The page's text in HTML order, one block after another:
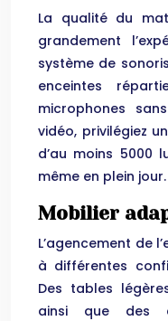
La qualité du
grandement
système de
enceintes
microphones
vidéo, privilégiez
d’au moins 5000
même en plein jour.
Mobilier
L’agencement de
à différentes
Des tables
ainsi que des